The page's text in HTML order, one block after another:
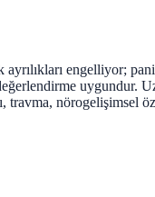
engelliyor;
uygundur.
travma, nörogelişimsel